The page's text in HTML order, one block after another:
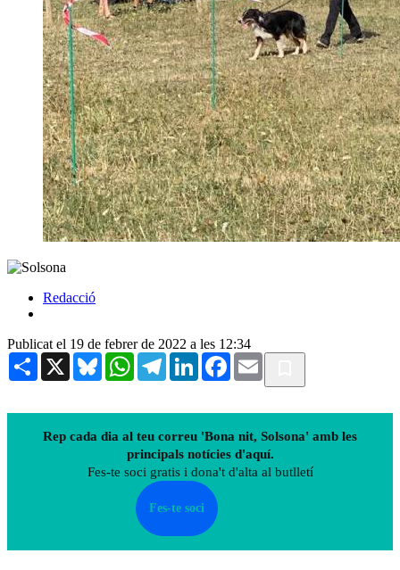
Redacció
Publicat el 19 de febrer de 2022 a les 12:34
Share X BlueskyWhatsAppTelegramLinkedInFacebook
Email
Rep cada dia al teu correu 'Bona nit, Solsona' amb les
principals notícies d'aquí.
Fes-te soci gratis i dona't d'alta al butlletí
Fes-te soci